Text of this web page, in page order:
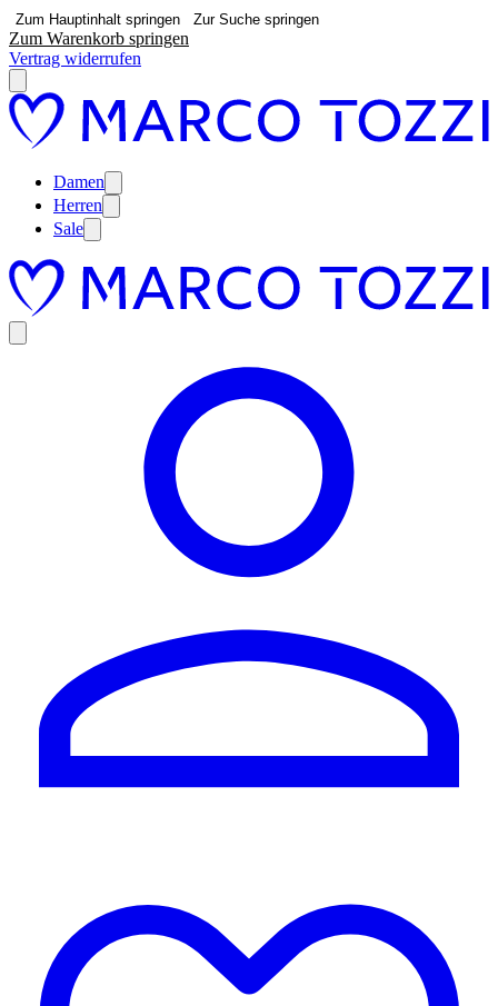
Zum Hauptinhalt springen Zur Suche springen
Zum Warenkorb springen
Vertrag widerrufen
Damen
Herren
Sale